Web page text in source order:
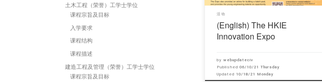
活动
(English) The HKIE
Innovation Expo
bywebupdateciv
Published06/10/21 Thursday
Updated 10/18/21 Monday
土木工程（荣誉）工学士学位
课程宗旨及目标
入学要求
课程结构
课程描述
建造工程及管理（荣誉）工学士学位
课程宗旨及目标